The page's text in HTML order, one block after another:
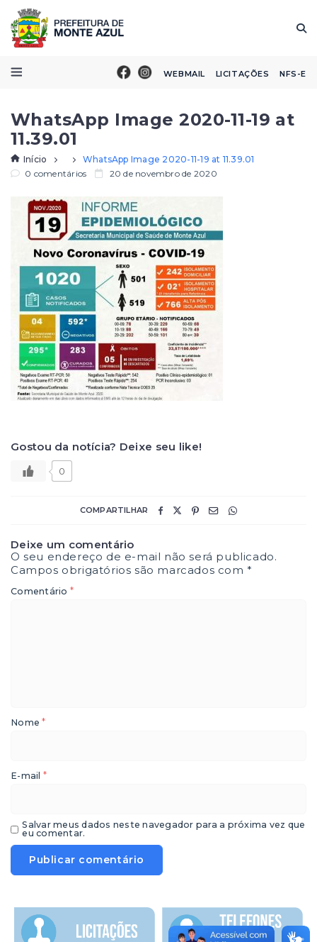
WEBMAIL LICITAÇÕES NFS-E
WhatsApp Image 2020-11-19 at
11.39.01
Início
WhatsApp Image 2020-11-19 at 11.39.01
0 comentários
20 de novembro de 2020
Gostou da notícia? Deixe seu like!
0
COMPARTILHAR
Deixe um comentário
O seu endereço de e-mail não será publicado.
Campos obrigatórios são marcados com*
Comentário *
Nome*
E-mail *
Salvar meus dados neste navegador para a próxima vez que
eu comentar.